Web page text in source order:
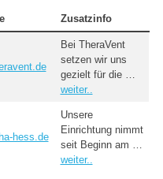
Zusatzinfo
Bei TheraVent
setzen wir uns
gezielt für die …
weiter..
hess.de
Unsere
Einrichtung nimmt
seit Beginn am …
weiter..